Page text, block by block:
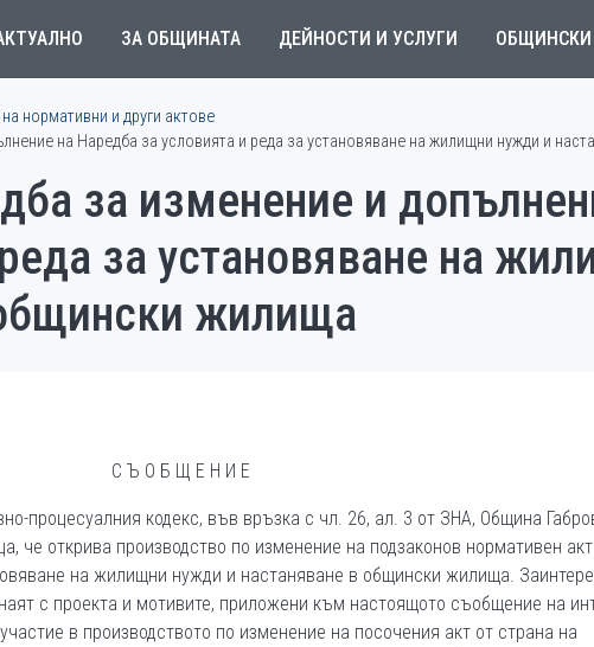
ЗА ОБЩИНАТА ДЕЙНОСТИ И УСЛУГИ ОБЩИНСКИ
нормативни и други актове
на Наредба за условията и реда за установяване на жилищни нужди и
за изменение и
за установяване на
жилища
С Ъ О Б Щ Е Н И Е
процесуалния кодекс, във връзка с чл. 26, ал. 3 от ЗНА, Община
че открива производство по изменение на подзаконов нормативен
на жилищни нужди и настаняване в общински жилища.
с проекта и мотивите, приложени към настоящото съобщение на
в производството по изменение на посочения акт от страна на